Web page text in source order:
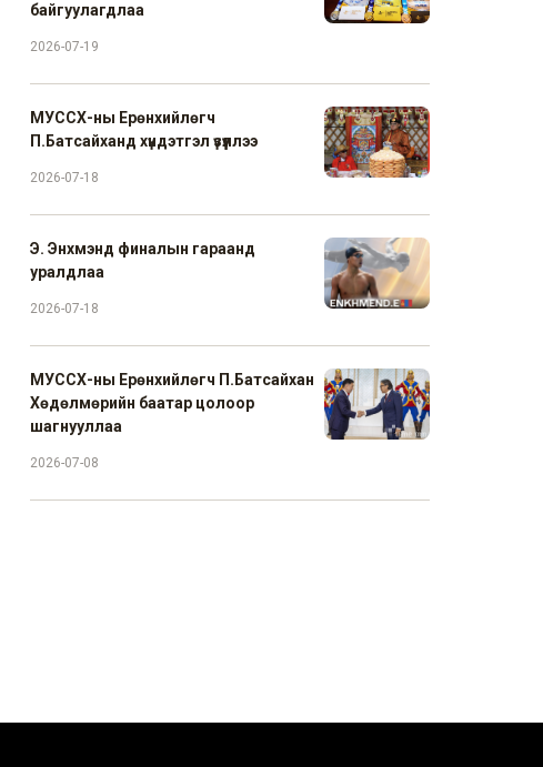
байгуулагдлаа
2026-07-19
МУССХ-ны Ерөнхийлөгч
П.Батсайханд хүндэтгэл үзүүллээ
2026-07-18
Э. Энхмэнд финалын гараанд
уралдлаа
2026-07-18
МУССХ-ны Ерөнхийлөгч П.Батсайхан
Хөдөлмөрийн баатар цолоор
шагнууллаа
2026-07-08